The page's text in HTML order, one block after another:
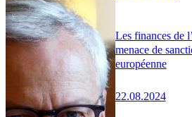
Les finances de
menace de
européenne
22.08.2024